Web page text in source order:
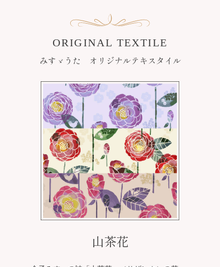
ORIGINAL TEXTILE
みすゞうた オリジナルテキスタイル
山茶花